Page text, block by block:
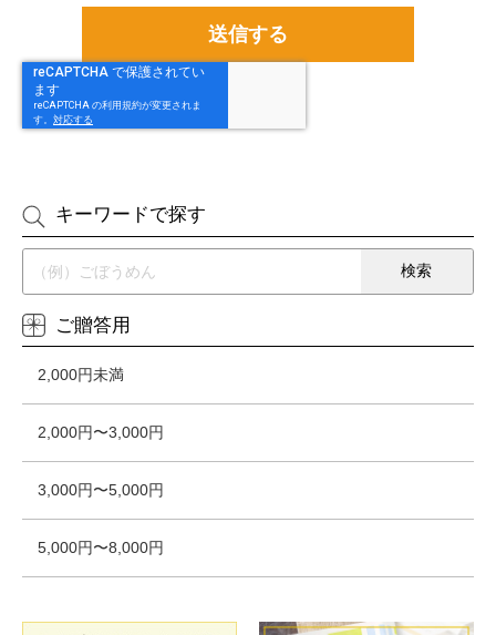
キーワードで探す
ご贈答用
2,000円未満
2,000円〜3,000円
3,000円〜5,000円
5,000円〜8,000円